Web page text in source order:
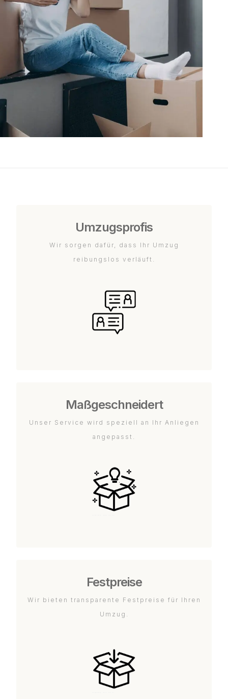
Umzugsprofis
Wir sorgen dafür, dass Ihr Umzug
reibungslos verläuft.
Maßgeschneidert
Unser Service wird speziell an Ihr Anliegen
angepasst.
Festpreise
Wir bieten transparente Festpreise für Ihren
Umzug.